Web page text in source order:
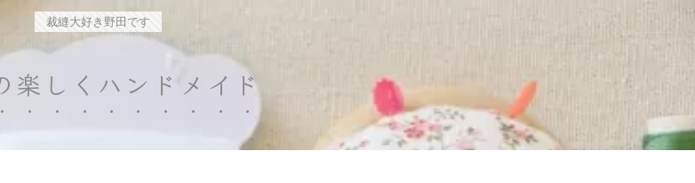
裁縫大好き野田です
楽しくハンドメイド